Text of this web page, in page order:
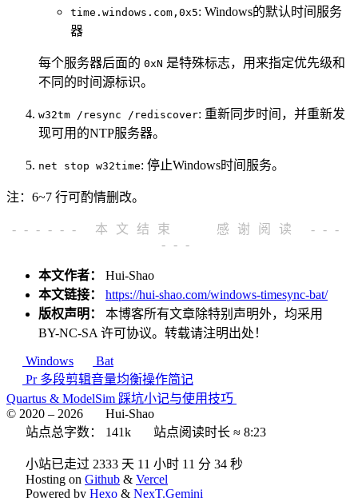
time.windows.com,0x5: Windows的默认时间服务
器
每个服务器后面的 0xN 是特殊标志，用来指定优先级和
不同的时间源标识。
w32tm /resync /rediscover: 重新同步时间，并重新发
现可用的NTP服务器。
net stop w32time: 停止Windows时间服务。
注：6~7 行可酌情删改。
------ 本文结束
感谢阅读 ---
---
本文作者： Hui-Shao
本文链接：
https://hui-shao.com/windows-timesync-bat/
版权声明： 本博客所有文章除特别声明外，均采用
BY-NC-SA 许可协议。转载请注明出处！
Windows
Bat
Pr 多段剪辑音量均衡操作简记
Quartus & ModelSim 踩坑小记与使用技巧
© 2020 – 2026
Hui-Shao
站点总字数：
141k 站点阅读时长 ≈ 8:23
小站已走过 2333 天 11 小时 11 分 35 秒
Hosting on Github & Vercel
Powered by Hexo & NexT.Gemini